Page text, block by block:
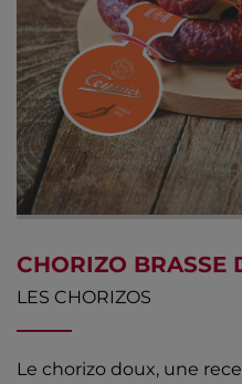
CHORIZO BRASSE
LES CHORIZOS
Le chorizo doux, une